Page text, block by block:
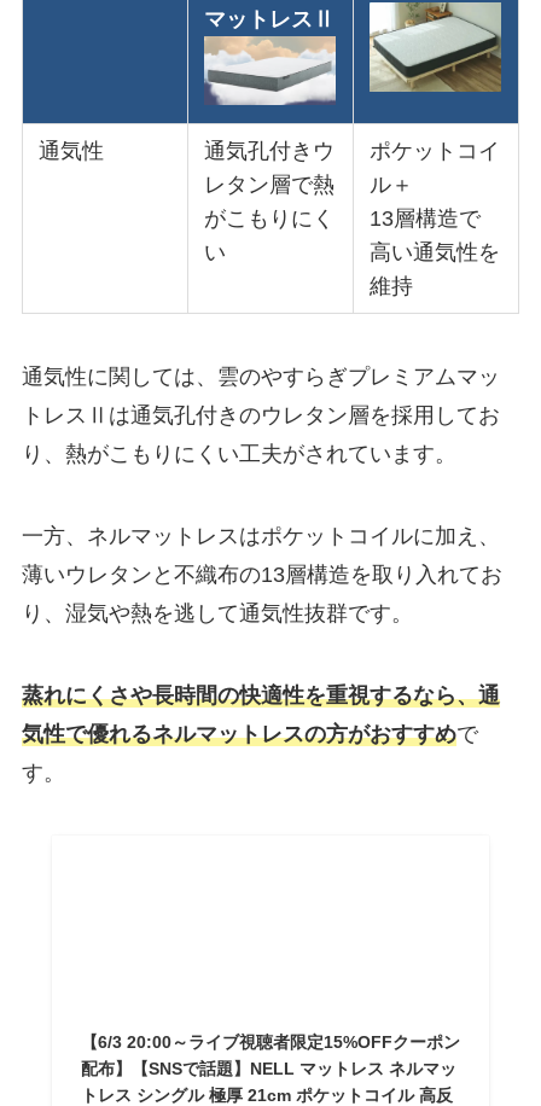
マットレスⅡ
通気性
通気孔付きウ
レタン層で熱
がこもりにく
い
ポケットコイ
ル＋
13層構造で
高い通気性を
維持
通気性に関しては、雲のやすらぎプレミアムマッ
トレスⅡは通気孔付きのウレタン層を採用してお
り、熱がこもりにくい工夫がされています。
一方、ネルマットレスはポケットコイルに加え、
薄いウレタンと不織布の13層構造を取り入れてお
り、湿気や熱を逃して通気性抜群です。
蒸れにくさや長時間の快適性を重視するなら、通
気性で優れるネルマットレスの方がおすすめで
す。
【6/3 20:00～ライブ視聴者限定15%OFFクーポン
配布】【SNSで話題】NELL マットレス ネルマッ
トレス シングル 極厚 21cm ポケットコイル 高反